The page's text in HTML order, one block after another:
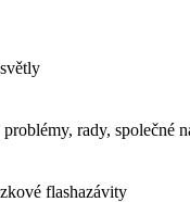
rady, společné
flashazávity